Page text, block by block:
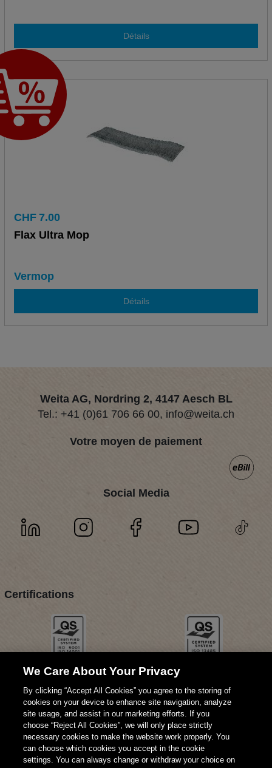
Détails
CHF 7.00
Flax Ultra Mop
Vermop
Détails
Weita AG, Nordring 2, 4147 Aesch BL
Tel.: +41 (0)61 706 66 00, info@weita.ch
Votre moyen de paiement
Social Media
Certifications
We Care About Your Privacy
By clicking “Accept All Cookies” you agree to the storing of
cookies on your device to enhance site navigation, analyze
site usage, and assist in our marketing efforts. If you
choose “Reject All Cookies”, we will only place strictly
necessary cookies to make the website work properly. You
can choose which cookies you accept in the cookie
settings. You can always change or withdraw your choice on